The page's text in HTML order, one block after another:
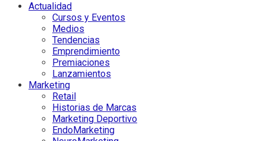
Actualidad
Cursos y Eventos
Medios
Tendencias
Emprendimiento
Premiaciones
Lanzamientos
Marketing
Retail
Historias de Marcas
Marketing Deportivo
EndoMarketing